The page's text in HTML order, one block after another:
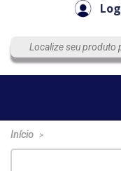
Início >